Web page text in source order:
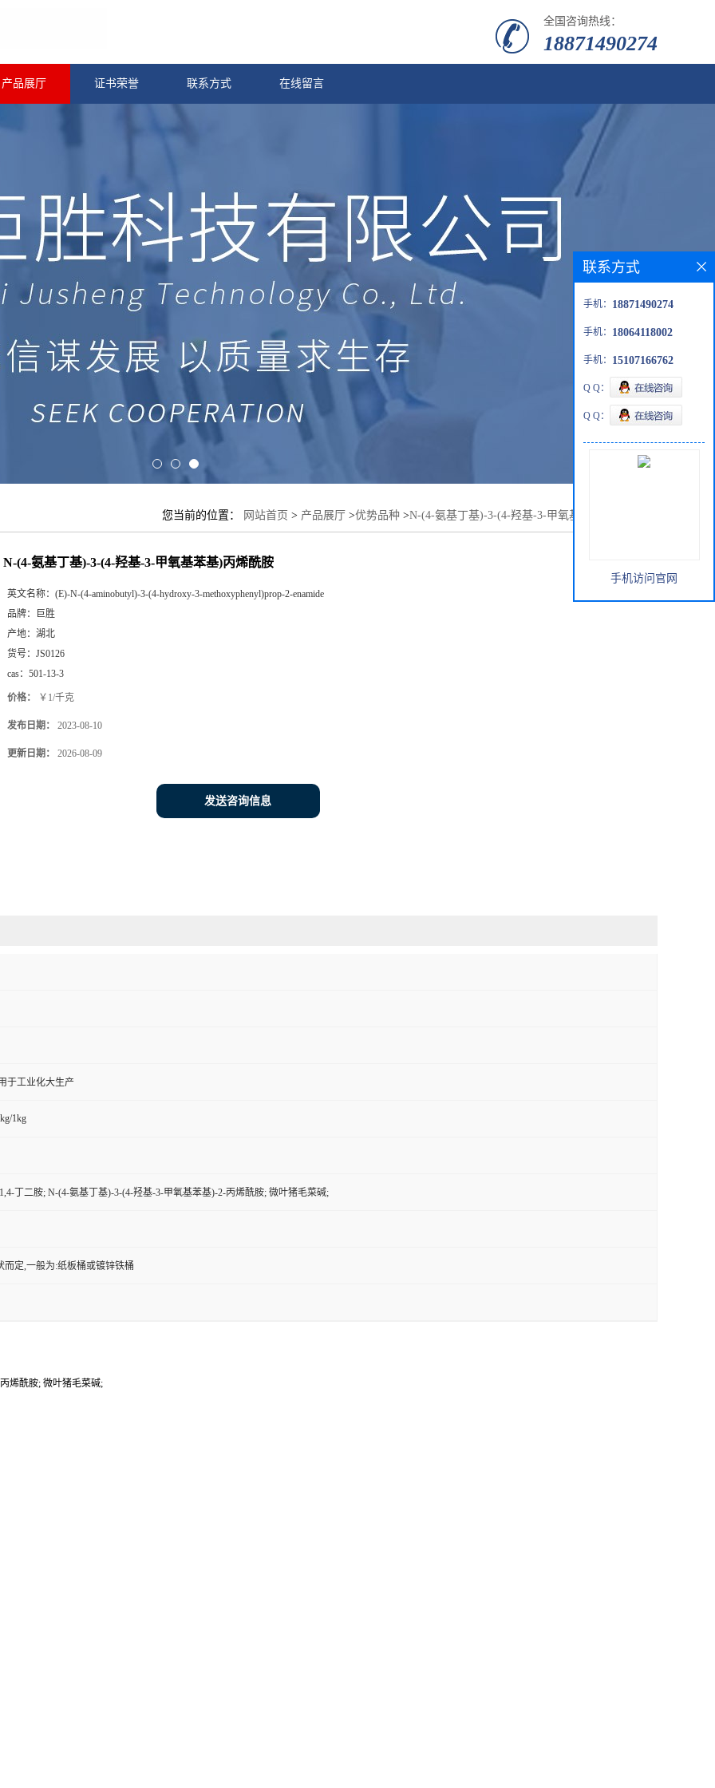
全国咨询热线：
18871490274
产品展厅 证书荣誉 联系方式 在线留言
您当前的位置： 网站首页 > 产品展厅 >优势品种 >N-(4-氨基丁基)-3-(4-羟基-3-甲氧基苯基)丙烯酰胺
N-(4-氨基丁基)-3-(4-羟基-3-甲氧基苯基)丙烯酰胺
英文名称： (E)-N-(4-aminobutyl)-3-(4-hydroxy-3-methoxyphenyl)prop-2-enamide
品牌：
巨胜
产地： 湖北
货号： JS0126
cas： 501-13-3
价格： ￥1/千克
发布日期： 2023-08-10
更新日期： 2026-08-09
发送咨询信息
于工业化大生产
1kg
丁二胺; N-(4-氨基丁基)-3-(4-羟基-3-甲氧基苯基)-2-丙烯酰胺; 微叶猪毛菜碱;
而定,一般为:纸板桶或镀锌铁桶
烯酰胺; 微叶猪毛菜碱;
联系方式
手机： 18871490274
手机： 18064118002
手机： 15107166762
Q Q：
Q Q：
手机访问官网